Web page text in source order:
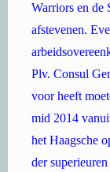
Warriors en de
afstevenen.
Plv. Consul
voor heeft
mid 2014
het Haagsche
der